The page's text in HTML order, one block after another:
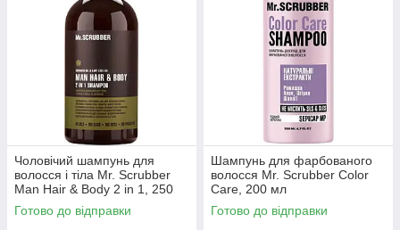
Чоловічий шампунь для
волосся і тіла Mr. Scrubber
Man Hair & Body 2 in 1, 250
мл (4820200230474)
Готово до відправки
Шампунь для фарбованого
волосся Mr. Scrubber Color
Care, 200 мл
(4820200232560)
Готово до відправки